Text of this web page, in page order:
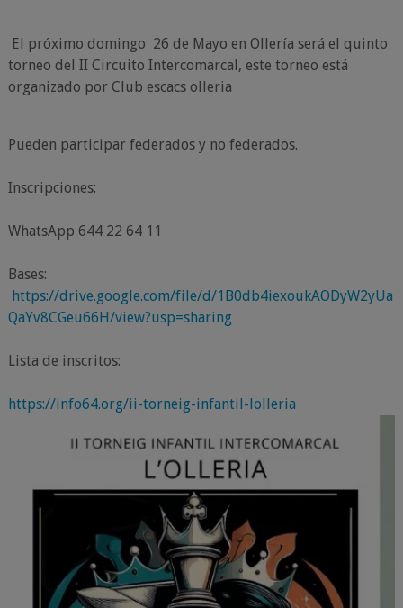
El próximo domingo 26 de Mayo en Ollería será el quinto
torneo del II Circuito Intercomarcal, este torneo está
organizado por Club escacs olleria
Pueden participar federados y no federados.
Inscripciones:
WhatsApp 644 22 64 11
Bases:
https://drive.google.com/file/d/1B0db4iexoukAODyW2yUa
QaYv8CGeu66H/view?usp=sharing
Lista de inscritos:
https://info64.org/ii-torneig-infantil-lolleria